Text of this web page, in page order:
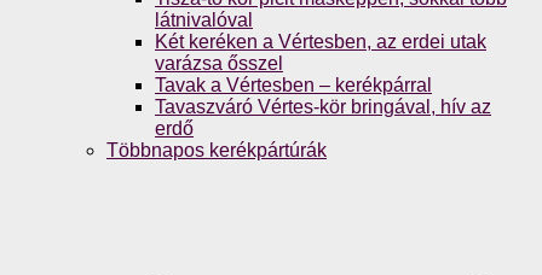
látnivalóval
Két keréken a Vértesben, az erdei utak
varázsa ősszel
Tavak a Vértesben – kerékpárral
Tavaszváró Vértes-kör bringával, hív az
erdő
Többnapos kerékpártúrák